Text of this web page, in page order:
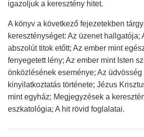
igazoljuk a keresztény hitet.
A könyv a következő fejezetekben
kereszténységet: Az üzenet hallgatója;
abszolút titok etőtt; Az ember mint
fenyegetett lény; Az ember mint Isten
önközlésének eseménye; Az üdvösség
kinyilatkoztatás története; Jézus
mint egyház; Megjegyzések a
eszkatológia; A hit rövid foglalatai.